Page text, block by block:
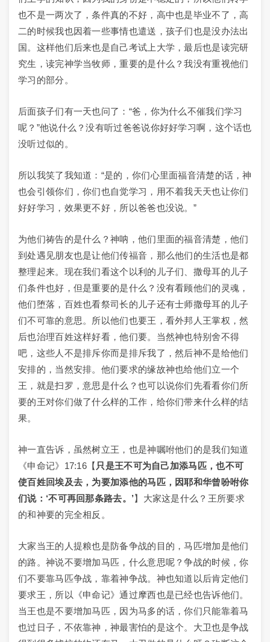
也不是一两次了，条件真的不好，高中也是毕业不了，高
二的时候我也因着一些事情也遣送，孩子们也是没办法出
国。这样他们后来也是自己考试上大学，最后也是读完研
究生，读完神学当牧师，重要的是什么？我没有重视他们
学习的部分。
后面孩子们有一天也问了：“爸，你为什么不催我们学习
呢？”他说什么？没有听过爸爸说你好好学习啊，这个话也
没听过似的。
所以我笑了我知道：“是的，你们心里面福音清楚的话，神
也会引领你们，你们也自觉学习，用不着我天天也让你们
好好学习，效果更不好，所以爸爸也没说。”
为他们祷告的是什么？神呐，他们里面的福音清楚，他们
到处遇见朋友也是让他们传福音，那么他们的生活也是都
整理起来。现在我们看这个以利的儿子们、撒母耳的儿子
们条件也好，但是重要的是什么？没有看顾他们的灵魂，
他们堕落，百姓也看祭司长的儿子还有士师撒母耳的儿子
们不可靠的意思。所以他们也要王，看外邦人王掌权，然
后也治理百姓这样好看，他们要。当然神也特别舍不得
吧，这些人不是排斥你而是排斥我了，然后神不是给他们
安排的，当然安排。他们要求的缘故神也给他们立一个
王，就是扫罗，意思是什么？也可以说你们先看看你们所
要的王对你们做了什么样的工作，给你们带来什么样的结
果。
神一直告诉，虽然树立王，也是神嘱咐他们的是我们知道
《申命记》17:16【 只是王不可为自己加添马匹，也不可
使百姓回埃及去，为要加添他的马匹，因耶和华曾吩咐你
们说：‘不可再回那条路去。’】大家这是什么？王所要求
的和神要的完全相反。
大家当王的人提粮也是防备争战的目的，马匹增加是他们
的路。神说不要增加马匹，什么意思呢？争战的时候，你
们不要靠马匹争战，靠着神争战。神也知道以后肯定他们
要求王，所以《申命记》通过摩西也是已经也告诉他们。
当王也是不要增加马匹，因为马多的话，你们只能靠着马
也过日子，不依靠神，神最害怕的是这个。大卫也是争战